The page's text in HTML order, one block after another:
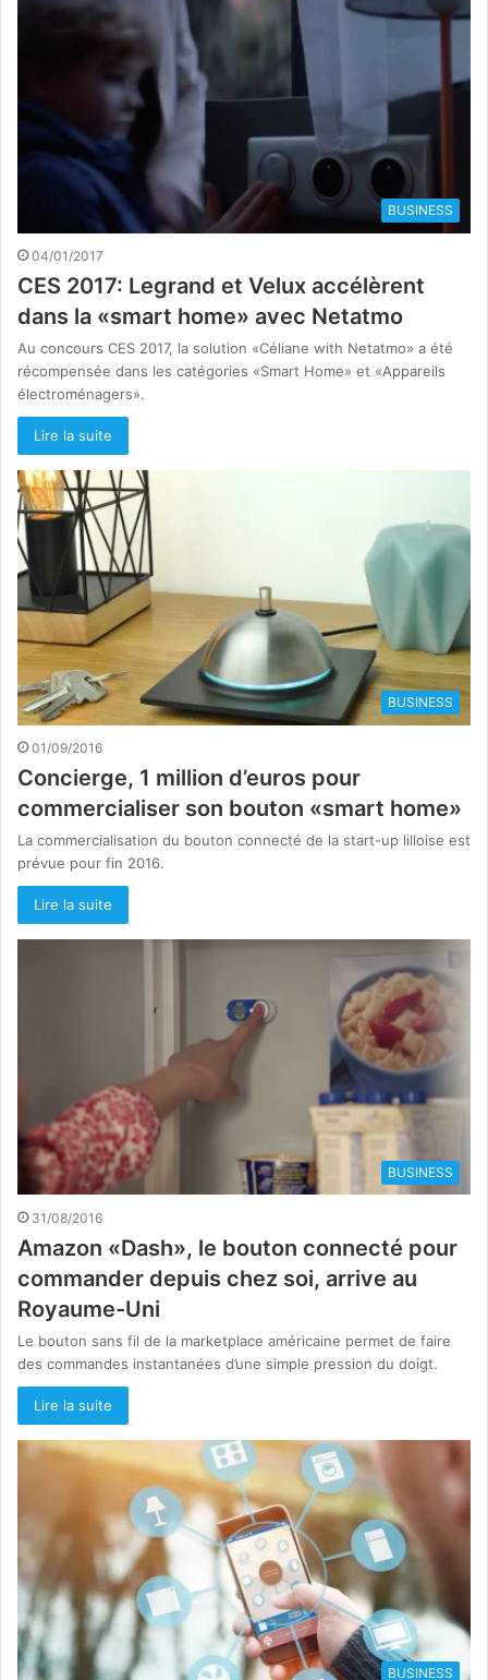
BUSINESS
04/01/2017
CES 2017: Legrand et Velux accélèrent
dans la «smart home» avec Netatmo
Au concours CES 2017, la solution «Céliane with Netatmo» a été
récompensée dans les catégories «Smart Home» et «Appareils
électroménagers».
Lire la suite
BUSINESS
01/09/2016
Concierge, 1 million d’euros pour
commercialiser son bouton «smart home»
La commercialisation du bouton connecté de la start-up lilloise est
prévue pour fin 2016.
Lire la suite
BUSINESS
31/08/2016
Amazon «Dash», le bouton connecté pour
commander depuis chez soi, arrive au
Royaume-Uni
Le bouton sans fil de la marketplace américaine permet de faire
des commandes instantanées d’une simple pression du doigt.
Lire la suite
BUSINESS